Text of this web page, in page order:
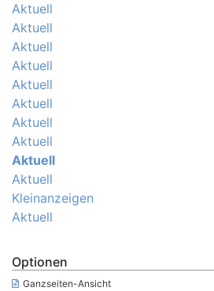
Aktuell
Aktuell
Aktuell
Aktuell
Aktuell
Aktuell
Aktuell
Aktuell
Aktuell
Aktuell
Kleinanzeigen
Aktuell
Optionen
Ganzseiten-Ansicht